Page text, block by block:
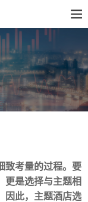
致考量的过程。要
更是选择与主题相
因此，主题酒店选